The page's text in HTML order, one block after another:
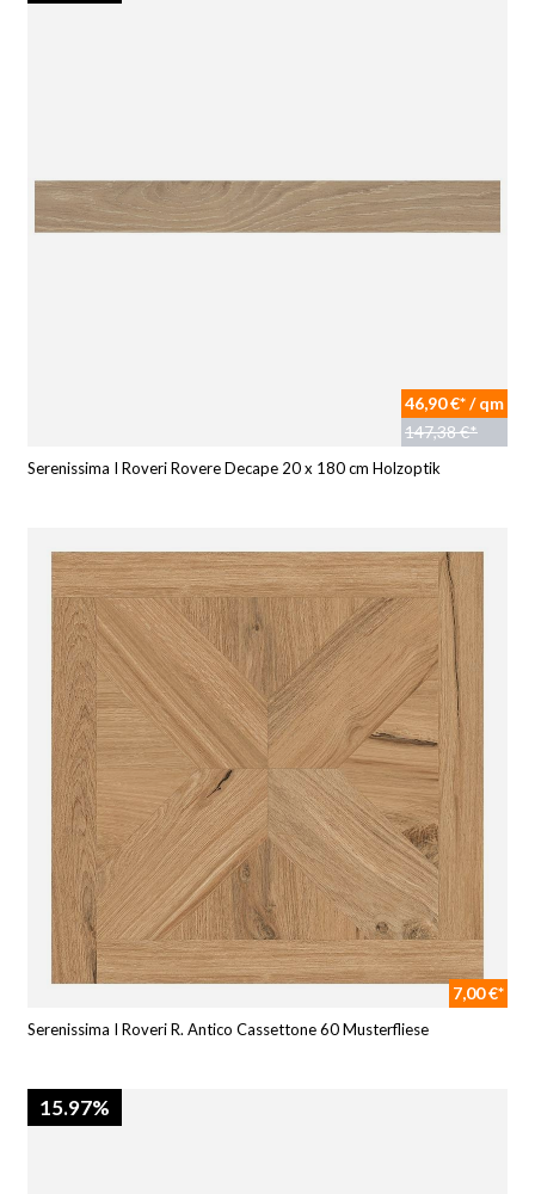
46,90 €* / qm
147,38 €*
Serenissima I Roveri Rovere Decape 20 x 180 cm Holzoptik
7,00 €*
Serenissima I Roveri R. Antico Cassettone 60 Musterfliese
15.97%